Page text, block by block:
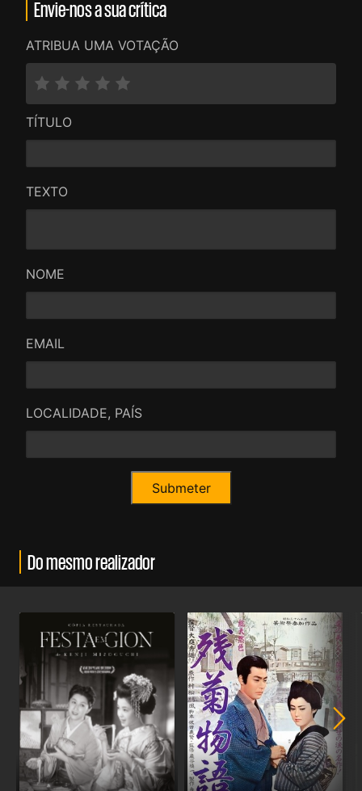
Envie-nos a sua crítica
ATRIBUA UMA VOTAÇÃO
TÍTULO
TEXTO
NOME
EMAIL
LOCALIDADE, PAÍS
Do mesmo realizador